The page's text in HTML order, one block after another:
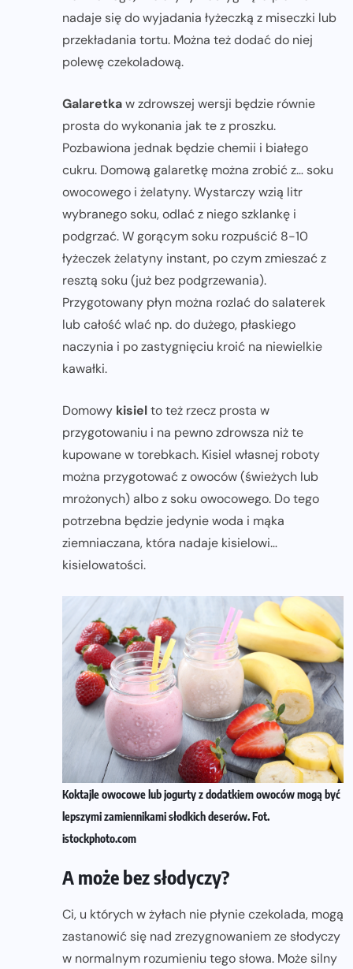
nadaje się do wyjadania łyżeczką z miseczki lub
przekładania tortu. Można też dodać do niej
polewę czekoladową.
Galaretkaw zdrowszej wersji będzie równie
prosta do wykonania jak te z proszku.
Pozbawiona jednak będzie chemii i białego
cukru. Domową galaretkę można zrobić z… soku
owocowego i żelatyny. Wystarczy wzią litr
wybranego soku, odlać z niego szklankę i
podgrzać. W gorącym soku rozpuścić 8-10
łyżeczek żelatyny instant, po czym zmieszać z
resztą soku (już bez podgrzewania).
Przygotowany płyn można rozlać do salaterek
lub całość wlać np. do dużego, płaskiego
naczynia i po zastygnięciu kroić na niewielkie
kawałki.
Domowy kisielto też rzecz prosta w
przygotowaniu i na pewno zdrowsza niż te
kupowane w torebkach. Kisiel własnej roboty
można przygotować z owoców (świeżych lub
mrożonych) albo z soku owocowego. Do tego
potrzebna będzie jedynie woda i mąka
ziemniaczana, która nadaje kisielowi…
kisielowatości.
Koktajle owocowe lub jogurty z dodatkiem owoców mogą być
lepszymi zamiennikami słodkich deserów. Fot.
istockphoto.com
A może bez słodyczy?
Ci, u których w żyłach nie płynie czekolada, mogą
zastanowić się nad zrezygnowaniem ze słodyczy
w normalnym rozumieniu tego słowa. Może silny